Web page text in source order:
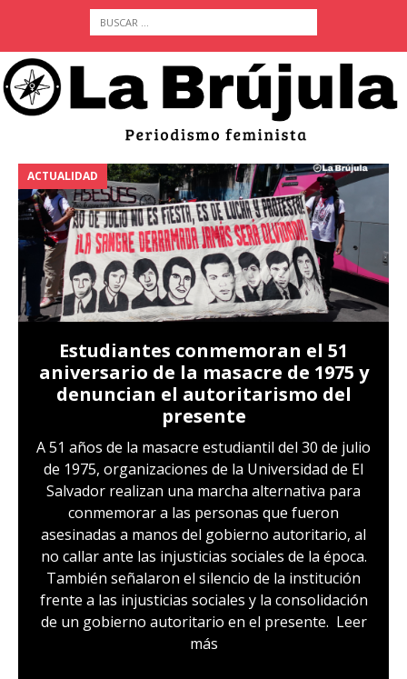
ACTUALIDAD
Estudiantes conmemoran el 51
aniversario de la masacre de 1975 y
denuncian el autoritarismo del
presente
A 51 años de la masacre estudiantil del 30 de julio
de 1975, organizaciones de la Universidad de El
Salvador realizan una marcha alternativa para
conmemorar a las personas que fueron
asesinadas a manos del gobierno autoritario, al
no callar ante las injusticias sociales de la época.
También señalaron el silencio de la institución
frente a las injusticias sociales y la consolidación
de un gobierno autoritario en el presente. Leer
más